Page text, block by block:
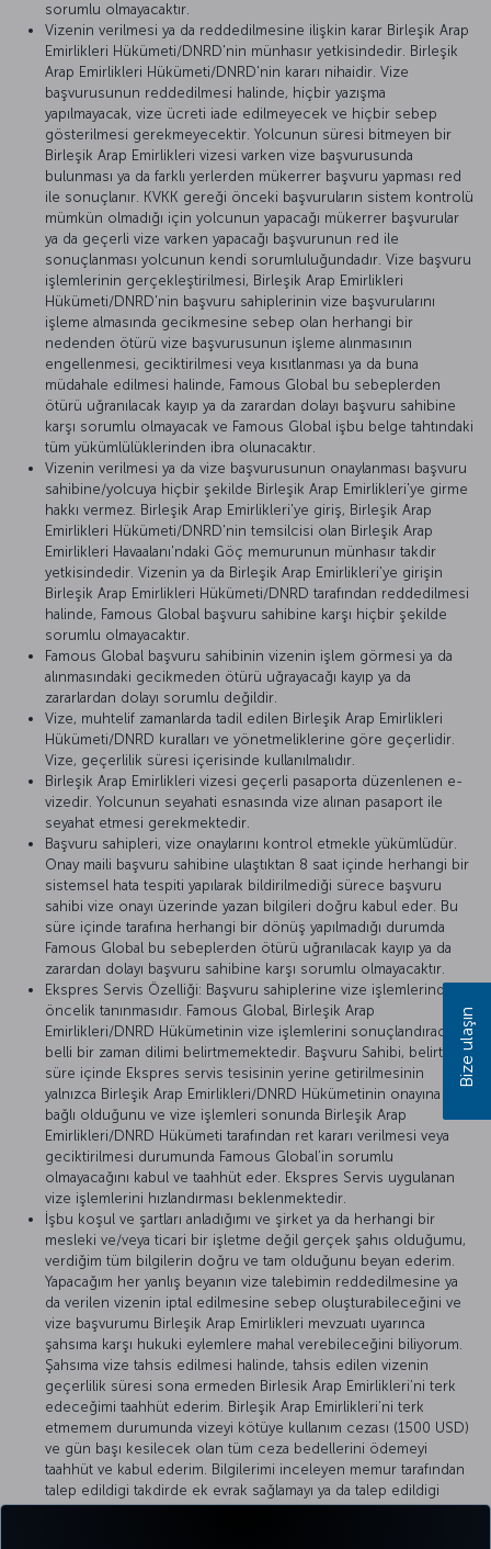
sorumlu olmayacaktır.
Vizenin verilmesi ya da reddedilmesine ilişkin karar Birleşik Arap
Emirlikleri Hükümeti/DNRD'nin münhasır yetkisindedir. Birleşik
Arap Emirlikleri Hükümeti/DNRD'nin kararı nihaidir. Vize
başvurusunun reddedilmesi halinde, hiçbir yazışma
yapılmayacak, vize ücreti iade edilmeyecek ve hiçbir sebep
gösterilmesi gerekmeyecektir. Yolcunun süresi bitmeyen bir
Birleşik Arap Emirlikleri vizesi varken vize başvurusunda
bulunması ya da farklı yerlerden mükerrer başvuru yapması red
ile sonuçlanır. KVKK gereği önceki başvuruların sistem kontrolü
mümkün olmadığı için yolcunun yapacağı mükerrer başvurular
ya da geçerli vize varken yapacağı başvurunun red ile
sonuçlanması yolcunun kendi sorumluluğundadır. Vize başvuru
işlemlerinin gerçekleştirilmesi, Birleşik Arap Emirlikleri
Hükümeti/DNRD'nin başvuru sahiplerinin vize başvurularını
işleme almasında gecikmesine sebep olan herhangi bir
nedenden ötürü vize başvurusunun işleme alınmasının
engellenmesi, geciktirilmesi veya kısıtlanması ya da buna
müdahale edilmesi halinde, Famous Global bu sebeplerden
ötürü uğranılacak kayıp ya da zarardan dolayı başvuru sahibine
karşı sorumlu olmayacak ve Famous Global işbu belge tahtındaki
tüm yükümlülüklerinden ibra olunacaktır.
Vizenin verilmesi ya da vize başvurusunun onaylanması başvuru
sahibine/yolcuya hiçbir şekilde Birleşik Arap Emirlikleri'ye girme
hakkı vermez. Birleşik Arap Emirlikleri'ye giriş, Birleşik Arap
Emirlikleri Hükümeti/DNRD'nin temsilcisi olan Birleşik Arap
Emirlikleri Havaalanı'ndaki Göç memurunun münhasır takdir
yetkisindedir. Vizenin ya da Birleşik Arap Emirlikleri'ye girişin
Birleşik Arap Emirlikleri Hükümeti/DNRD tarafından reddedilmesi
halinde, Famous Global başvuru sahibine karşı hiçbir şekilde
sorumlu olmayacaktır.
Famous Global başvuru sahibinin vizenin işlem görmesi ya da
alınmasındaki gecikmeden ötürü uğrayacağı kayıp ya da
zararlardan dolayı sorumlu değildir.
Vize, muhtelif zamanlarda tadil edilen Birleşik Arap Emirlikleri
Hükümeti/DNRD kuralları ve yönetmeliklerine göre geçerlidir.
Vize, geçerlilik süresi içerisinde kullanılmalıdır.
Birleşik Arap Emirlikleri vizesi geçerli pasaporta düzenlenen e-
vizedir. Yolcunun seyahati esnasında vize alınan pasaport ile
seyahat etmesi gerekmektedir.
Başvuru sahipleri, vize onaylarını kontrol etmekle yükümlüdür.
Onay maili başvuru sahibine ulaştıktan 8 saat içinde herhangi bir
sistemsel hata tespiti yapılarak bildirilmediği sürece başvuru
sahibi vize onayı üzerinde yazan bilgileri doğru kabul eder. Bu
süre içinde tarafına herhangi bir dönüş yapılmadığı durumda
Famous Global bu sebeplerden ötürü uğranılacak kayıp ya da
zarardan dolayı başvuru sahibine karşı sorumlu olmayacaktır.
Ekspres Servis Özelliği: Başvuru sahiplerine vize işlemlerinde
öncelik tanınmasıdır. Famous Global, Birleşik Arap
Emirlikleri/DNRD Hükümetinin vize işlemlerini sonuçlandıracağı
belli bir zaman dilimi belirtmemektedir. Başvuru Sahibi, belirtilen
süre içinde Ekspres servis tesisinin yerine getirilmesinin
yalnızca Birleşik Arap Emirlikleri/DNRD Hükümetinin onayına
bağlı olduğunu ve vize işlemleri sonunda Birleşik Arap
Emirlikleri/DNRD Hükümeti tarafından ret kararı verilmesi veya
geciktirilmesi durumunda Famous Global’in sorumlu
olmayacağını kabul ve taahhüt eder. Ekspres Servis uygulanan
vize işlemlerini hızlandırması beklenmektedir.
İşbu koşul ve şartları anladığımı ve şirket ya da herhangi bir
mesleki ve/veya ticari bir işletme değil gerçek şahıs olduğumu,
verdiğim tüm bilgilerin doğru ve tam olduğunu beyan ederim.
Yapacağım her yanlış beyanın vize talebimin reddedilmesine ya
da verilen vizenin iptal edilmesine sebep oluşturabileceğini ve
vize başvurumu Birleşik Arap Emirlikleri mevzuatı uyarınca
şahsıma karşı hukuki eylemlere mahal verebileceğini biliyorum.
Şahsıma vize tahsis edilmesi halinde, tahsis edilen vizenin
geçerlilik süresi sona ermeden Birlesik Arap Emirlikleri’ni terk
edeceğimi taahhüt ederim. Birleşik Arap Emirlikleri’ni terk
etmemem durumunda vizeyi kötüye kullanım cezası (1500 USD)
ve gün başı kesilecek olan tüm ceza bedellerini ödemeyi
taahhüt ve kabul ederim. Bilgilerimi inceleyen memur tarafından
talep edildigi takdirde ek evrak sağlamayı ya da talep edildigi
Bize ulaşın